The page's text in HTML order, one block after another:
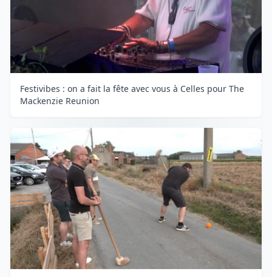
Festivibes : on a fait la fête avec vous à Celles pour The
Mackenzie Reunion